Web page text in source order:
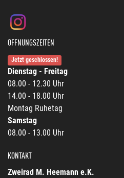
ÖFFNUNGSZEITEN
Jetzt geschlossen!
Dienstag - Freitag
08.00 - 12.30 Uhr
14.00 - 18.00 Uhr
Montag Ruhetag
Samstag
08.00 - 13.00 Uhr
KONTAKT
Zweirad M. Heemann e.K.